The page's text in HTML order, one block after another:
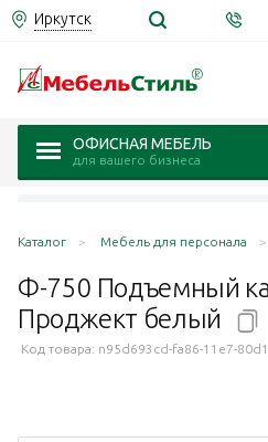
Иркутск
ОФИСНАЯ МЕБЕЛЬ
для вашего бизнеса
Каталог Мебель для персонала
Ф-750 Подъемный
Проджект белый
Код товара: n95d693cd-fa86-11e7-